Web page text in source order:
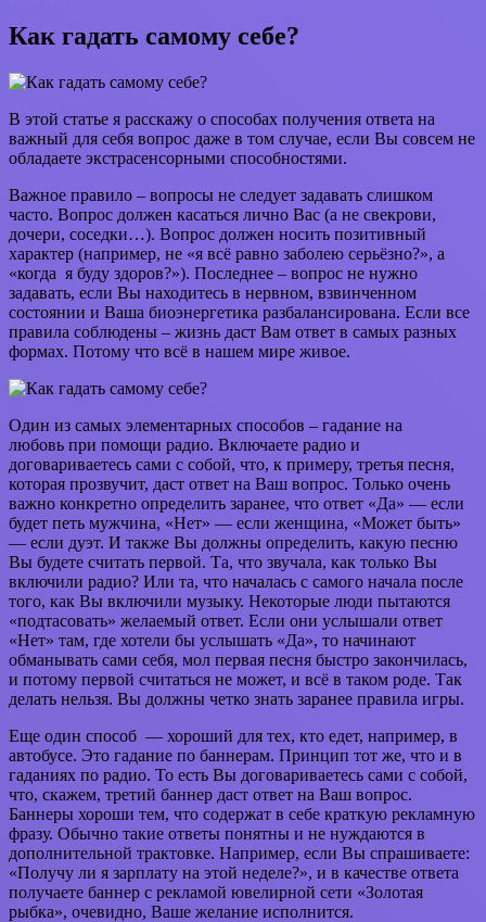
Как гадать самому себе?
В этой статье я расскажу о способах получения ответа на
важный для себя вопрос даже в том случае, если Вы совсем не
обладаете экстрасенсорными способностями.
Важное правило – вопросы не следует задавать слишком
часто. Вопрос должен касаться лично Вас (а не свекрови,
дочери, соседки…). Вопрос должен носить позитивный
характер (например, не «я всё равно заболею серьёзно?», а
«когда я буду здоров?»). Последнее – вопрос не нужно
задавать, если Вы находитесь в нервном, взвинченном
состоянии и Ваша биоэнергетика разбалансирована. Если все
правила соблюдены – жизнь даст Вам ответ в самых разных
формах. Потому что всё в нашем мире живое.
Один из самых элементарных способов – гадание на
любовь при помощи радио. Включаете радио и
договариваетесь сами с собой, что, к примеру, третья песня,
которая прозвучит, даст ответ на Ваш вопрос. Только очень
важно конкретно определить заранее, что ответ «Да» — если
будет петь мужчина, «Нет» — если женщина, «Может быть»
— если дуэт. И также Вы должны определить, какую песню
Вы будете считать первой. Та, что звучала, как только Вы
включили радио? Или та, что началась с самого начала после
того, как Вы включили музыку. Некоторые люди пытаются
«подтасовать» желаемый ответ. Если они услышали ответ
«Нет» там, где хотели бы услышать «Да», то начинают
обманывать сами себя, мол первая песня быстро закончилась,
и потому первой считаться не может, и всё в таком роде. Так
делать нельзя. Вы должны четко знать заранее правила игры.
Еще один способ — хороший для тех, кто едет, например, в
автобусе. Это гадание по баннерам. Принцип тот же, что и в
гаданиях по радио. То есть Вы договариваетесь сами с собой,
что, скажем, третий баннер даст ответ на Ваш вопрос.
Баннеры хороши тем, что содержат в себе краткую рекламную
фразу. Обычно такие ответы понятны и не нуждаются в
дополнительной трактовке. Например, если Вы спрашиваете:
«Получу ли я зарплату на этой неделе?», и в качестве ответа
получаете баннер с рекламой ювелирной сети «Золотая
рыбка», очевидно, Ваше желание исполнится.